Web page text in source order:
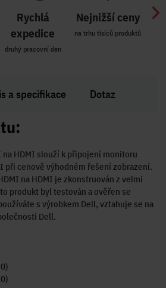
Rychlá
expedice
druhý pracovní den
Nejnižší ceny
na trhu tisíců produktů
a specifikace Dotaz
na HDMI slouží k připojení monitoru
při cenově výhodném řešení zobrazení.
na HDMI je zkonstruován z velmi
produkt byl testován a ověřen se
s výrobkem Dell, vztahuje se na
Dell.